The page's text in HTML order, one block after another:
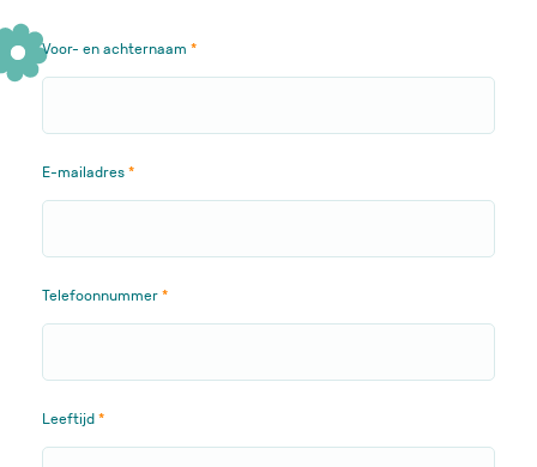
Voor- en achternaam
E-mailadres
Telefoonnummer
Leeftijd